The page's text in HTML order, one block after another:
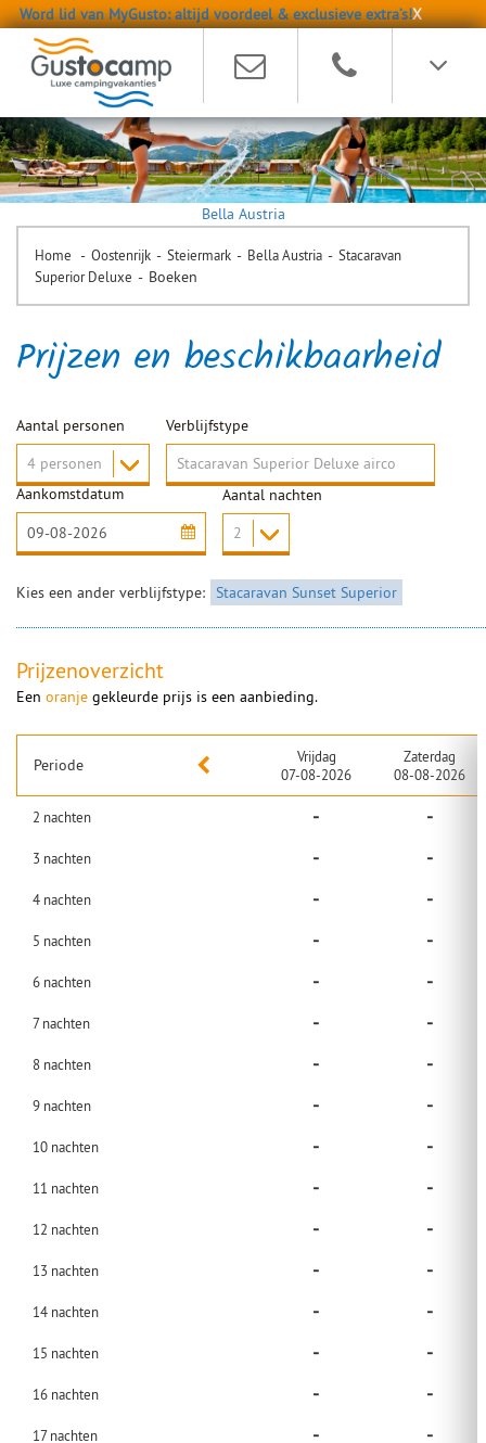
Word lid van MyGusto: altijd voordeel & exclusieve extra’s!X
Bella Austria
Home - Oostenrijk - Steiermark - Bella Austria - Stacaravan
Superior Deluxe - Boeken
Prijzen en beschikbaarheid
Aantal personen Verblijfstype
Aankomstdatum Aantal nachten
Kies een ander verblijfstype: Stacaravan Sunset Superior
Prijzenoverzicht
Een oranje gekleurde prijs is een aanbieding.
Periode
Vrijdag
07-08-2026
Zaterdag
08-08-2026
2 nachten - -
3 nachten - -
4 nachten - -
5 nachten - -
6 nachten - -
7nachten - -
8 nachten - -
9 nachten - -
10 nachten - -
11 nachten - -
12 nachten - -
13 nachten - -
14 nachten - -
15 nachten - -
16 nachten - -
17nachten - -